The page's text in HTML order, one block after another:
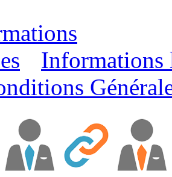
Informations